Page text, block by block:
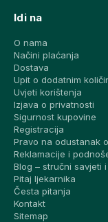
Idi na
O nama
Načini plaćanja
Dostava
Upit o dodatnim
Uvjeti korištenja
Izjava o privatnosti
Sigurnost kupovine
Registracija
Pravo na odustanak
Reklamacije i
Blog – stručni savjeti
Pitaj ljekarnika
Česta pitanja
Kontakt
Sitemap